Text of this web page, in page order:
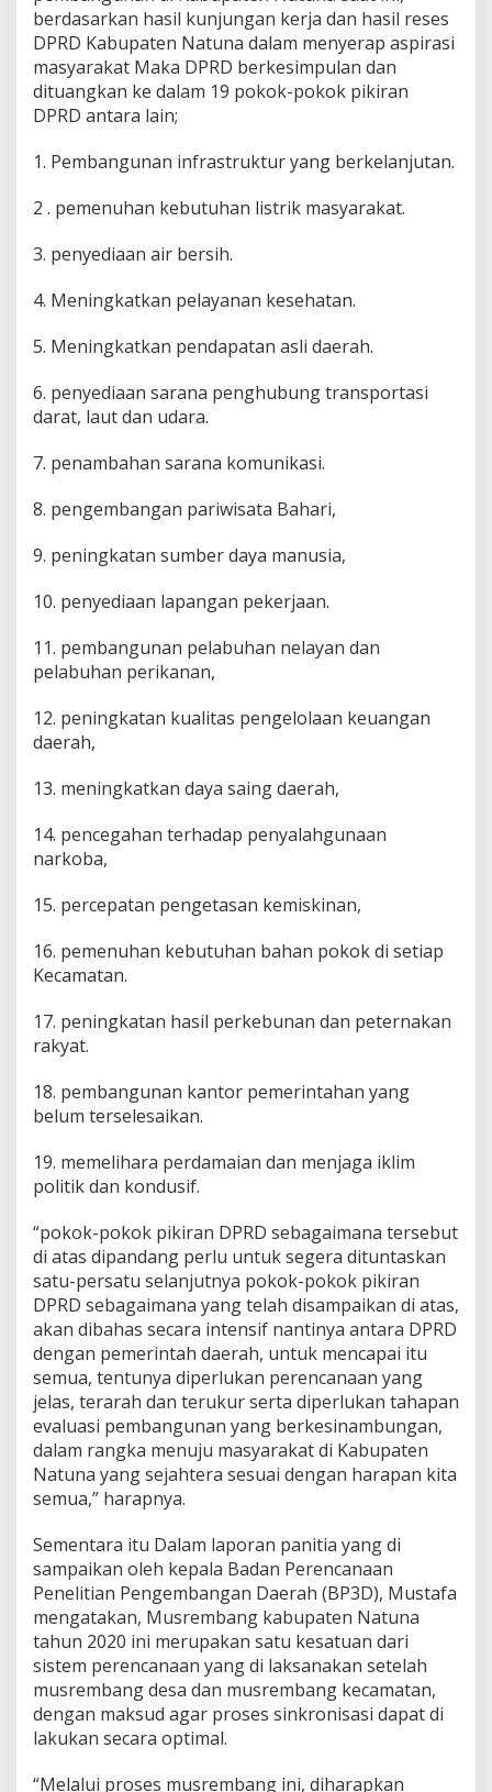
berdasarkan hasil kunjungan kerja dan hasil reses
DPRD Kabupaten Natuna dalam menyerap aspirasi
masyarakat Maka DPRD berkesimpulan dan
dituangkan ke dalam 19 pokok-pokok pikiran
DPRD antara lain;
1. Pembangunan infrastruktur yang berkelanjutan.
2 . pemenuhan kebutuhan listrik masyarakat.
3. penyediaan air bersih.
4. Meningkatkan pelayanan kesehatan.
5. Meningkatkan pendapatan asli daerah.
6. penyediaan sarana penghubung transportasi
darat, laut dan udara.
7. penambahan sarana komunikasi.
8. pengembangan pariwisata Bahari,
9. peningkatan sumber daya manusia,
10. penyediaan lapangan pekerjaan.
11. pembangunan pelabuhan nelayan dan
pelabuhan perikanan,
12. peningkatan kualitas pengelolaan keuangan
daerah,
13. meningkatkan daya saing daerah,
14. pencegahan terhadap penyalahgunaan
narkoba,
15. percepatan pengetasan kemiskinan,
16. pemenuhan kebutuhan bahan pokok di setiap
Kecamatan.
17. peningkatan hasil perkebunan dan peternakan
rakyat.
18. pembangunan kantor pemerintahan yang
belum terselesaikan.
19. memelihara perdamaian dan menjaga iklim
politik dan kondusif.
“pokok-pokok pikiran DPRD sebagaimana tersebut
di atas dipandang perlu untuk segera dituntaskan
satu-persatu selanjutnya pokok-pokok pikiran
DPRD sebagaimana yang telah disampaikan di atas,
akan dibahas secara intensif nantinya antara DPRD
dengan pemerintah daerah, untuk mencapai itu
semua, tentunya diperlukan perencanaan yang
jelas, terarah dan terukur serta diperlukan tahapan
evaluasi pembangunan yang berkesinambungan,
dalam rangka menuju masyarakat di Kabupaten
Natuna yang sejahtera sesuai dengan harapan kita
semua,” harapnya.
Sementara itu Dalam laporan panitia yang di
sampaikan oleh kepala Badan Perencanaan
Penelitian Pengembangan Daerah (BP3D), Mustafa
mengatakan, Musrembang kabupaten Natuna
tahun 2020 ini merupakan satu kesatuan dari
sistem perencanaan yang di laksanakan setelah
musrembang desa dan musrembang kecamatan,
dengan maksud agar proses sinkronisasi dapat di
lakukan secara optimal.
“Melalui proses musrembang ini, diharapkan